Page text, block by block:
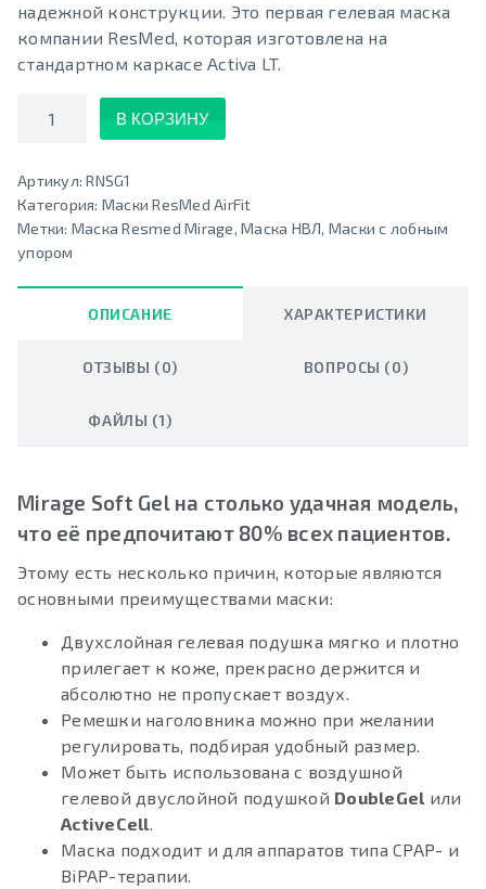
надежной конструкции. Это первая гелевая маска
компании ResMed, которая изготовлена на
стандартном каркасе Activa LT.
Количество
В КОРЗИНУ
Артикул:RNSG1
Категория: Маски ResMed AirFit
Метки: Маска Resmed Mirage, Маска НВЛ, Маски с лобным
упором
ОПИСАНИЕ ХАРАКТЕРИСТИКИ
ОТЗЫВЫ (0) ВОПРОСЫ (0)
ФАЙЛЫ (1)
Mirage Soft Gel на столько удачная модель,
что её предпочитают 80% всех пациентов.
Этому есть несколько причин, которые являются
основными преимуществами маски:
Двухслойная гелевая подушка мягко и плотно
прилегает к коже, прекрасно держится и
абсолютно не пропускает воздух.
Ремешки наголовника можно при желании
регулировать, подбирая удобный размер.
Может быть использована с воздушной
гелевой двуслойной подушкой DoubleGel или
ActiveCell.
Маска подходит и для аппаратов типа CPAP- и
BiPAP-терапии.